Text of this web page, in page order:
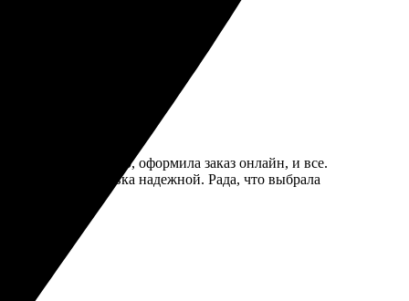
выбрала фото, оформила заказ онлайн, и все.
быстрой, упаковка надежной. Рада, что выбрала